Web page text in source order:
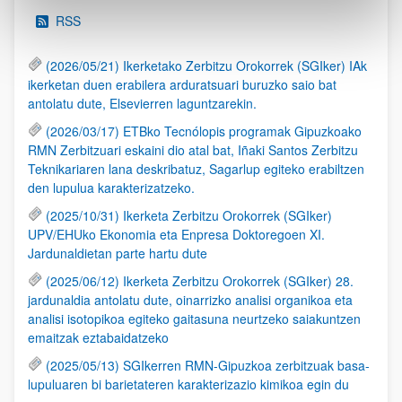
RSS
(2026/05/21) Ikerketako Zerbitzu Orokorrek (SGIker) IAk
ikerketan duen erabilera arduratsuari buruzko saio bat
antolatu dute, Elsevierren laguntzarekin.
(2026/03/17) ETBko Tecnólopis programak Gipuzkoako
RMN Zerbitzuari eskaini dio atal bat, Iñaki Santos Zerbitzu
Teknikariaren lana deskribatuz, Sagarlup egiteko erabiltzen
den lupulua karakterizatzeko.
(2025/10/31) Ikerketa Zerbitzu Orokorrek (SGIker)
UPV/EHUko Ekonomia eta Enpresa Doktoregoen XI.
Jardunaldietan parte hartu dute
(2025/06/12) Ikerketa Zerbitzu Orokorrek (SGIker) 28.
jardunaldia antolatu dute, oinarrizko analisi organikoa eta
analisi isotopikoa egiteko gaitasuna neurtzeko saiakuntzen
emaitzak eztabaidatzeko
(2025/05/13) SGIkerren RMN-Gipuzkoa zerbitzuak basa-
lupuluaren bi barietateren karakterizazio kimikoa egin du